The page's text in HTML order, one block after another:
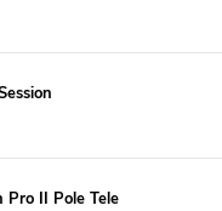
Pro II Pole Tele